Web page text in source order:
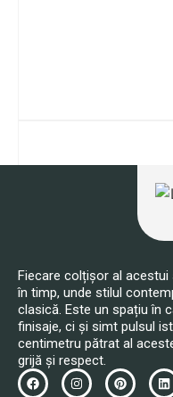
Fiecare colțișor al
în timp, unde stilul
clasică. Este un spațiu în
finisaje, ci și simt pulsul
centimetru pătrat al
grijă și respect.